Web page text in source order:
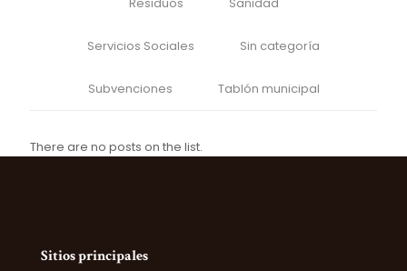
Servicios Sociales Sin categoría
Subvenciones Tablón municipal
There are no posts on the list.
Sitios principales